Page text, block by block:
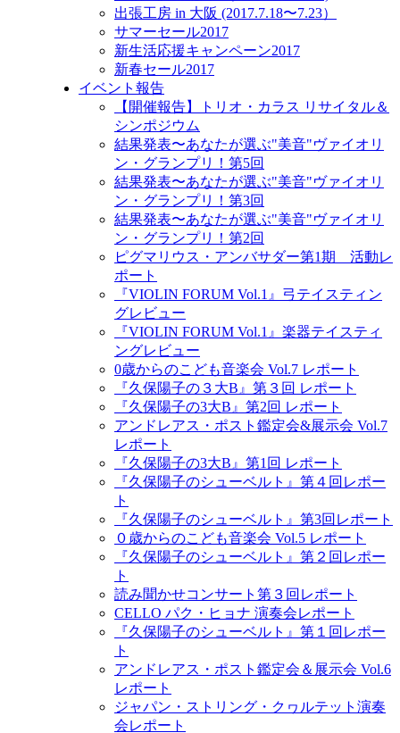
出張工房 in 大阪 (2017.7.18〜7.23）
サマーセール2017
新生活応援キャンペーン2017
新春セール2017
イベント報告
【開催報告】トリオ・カラス リサイタル＆
シンポジウム
結果発表〜あなたが選ぶ"美音"ヴァイオリ
ン・グランプリ！第5回
結果発表〜あなたが選ぶ"美音"ヴァイオリ
ン・グランプリ！第3回
結果発表〜あなたが選ぶ"美音"ヴァイオリ
ン・グランプリ！第2回
ピグマリウス・アンバサダー第1期 活動レ
ポート
『VIOLIN FORUM Vol.1』弓テイスティン
グレビュー
『VIOLIN FORUM Vol.1』楽器テイスティ
ングレビュー
0歳からのこども音楽会 Vol.7 レポート
『久保陽子の３大B』第３回 レポート
『久保陽子の3大B』第2回 レポート
アンドレアス・ポスト鑑定会&展示会 Vol.7
レポート
『久保陽子の3大B』第1回 レポート
『久保陽子のシューベルト』第４回レポー
ト
『久保陽子のシューベルト』第3回レポート
０歳からのこども音楽会 Vol.5 レポート
『久保陽子のシューベルト』第２回レポー
ト
読み聞かせコンサート第３回レポート
CELLO パク・ヒョナ 演奏会レポート
『久保陽子のシューベルト』第１回レポー
ト
アンドレアス・ポスト鑑定会＆展示会 Vol.6
レポート
ジャパン・ストリング・クヮルテット演奏
会レポート